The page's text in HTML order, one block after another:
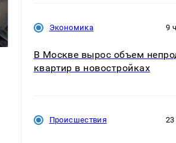
готовую еду из
магазина: список
Экономика 9
В Москве вырос объем
квартир в новостройках
Происшествия